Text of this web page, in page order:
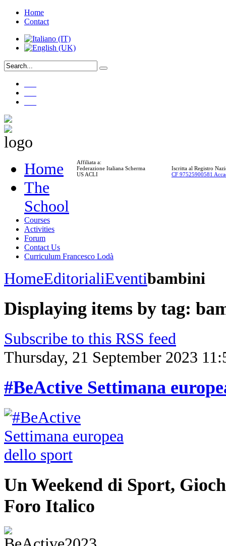
Home
Contact
Affiliata a:
Federazione Italiana Scherma
US ACLI
Iscritta al Registro
CF 97525900581
Home
The
School
Courses
Activities
Forum
Contact Us
Curriculum Francesco Lodà
HomeEditorialiEventibambini
Displaying items by tag:
Subscribe to this RSS feed
Thursday, 21 September 2023
#BeActive Settimana
Un Weekend di Sport,
Foro Italico